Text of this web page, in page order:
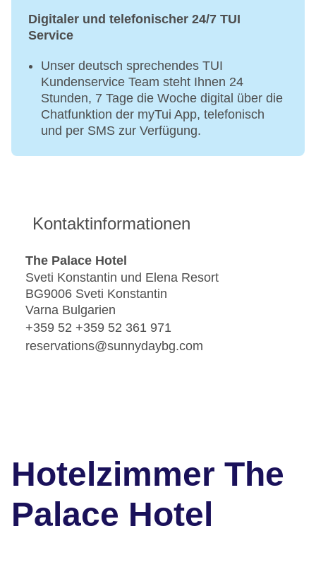
Digitaler und telefonischer 24/7 TUI
Service
Unser deutsch sprechendes TUI
Kundenservice Team steht Ihnen 24
Stunden, 7 Tage die Woche digital über die
Chatfunktion der myTui App, telefonisch
und per SMS zur Verfügung.
Kontaktinformationen
The Palace Hotel
Sveti Konstantin und Elena Resort
BG9006 Sveti Konstantin
Varna Bulgarien
+359 52 +359 52 361 971
reservations@sunnydaybg.com
Hotelzimmer The
Palace Hotel